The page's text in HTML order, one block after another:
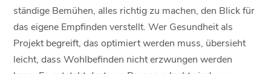
ständige Bemühen, alles richtig zu machen, den Blick für
das eigene Empfinden verstellt. Wer Gesundheit als
Projekt begreift, das optimiert werden muss, übersieht
leicht, dass Wohlbefinden nicht erzwungen werden